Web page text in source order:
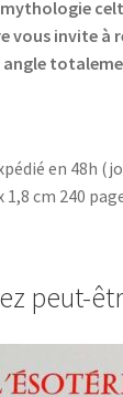
vous invite à
angle
en 48h
1,8 cm 240
peut-